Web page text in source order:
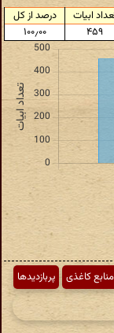
ابیات
درصد از کل
۴۵۹ ۱۰۰٫۰۰
منابع کاغذی پربازدیدها